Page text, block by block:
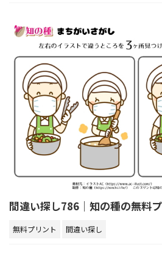
間違い探し786｜知の種の無料
無料プリント 間違い探し